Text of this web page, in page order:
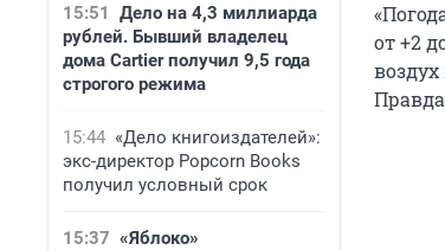
15:51
Дело на 4,3 миллиарда
рублей. Бывший владелец
дома Cartier получил 9,5 года
строгого режима
15:44 «Дело книгоиздателей»:
экс-директор Popcorn Books
получил условный срок
15:37 «Яблоко»
от +2